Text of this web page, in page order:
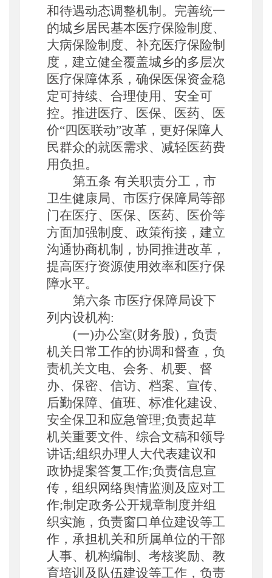
和待遇动态调整机制。完善统一
的城乡居民基本医疗保险制度、
大病保险制度、补充医疗保险制
度，建立健全覆盖城乡的多层次
医疗保障体系，确保医保资金稳
定可持续、合理使用、安全可
控。 推进医疗、医保、医药、医
价“四医联动”改革，更好保障人
民群众的就医需求、减轻医药费
用负担。
第五条 有关职责分工，市
卫生健康局、市医疗保障局等部
门在医疗、医保、医药、医价等
方面加强制度、政策衔接，建立
沟通协商机制，协同推进改革，
提高医疗资源使用效率和医疗保
障水平。
第六条 市医疗保障局设下
列内设机构:
(一)办公室(财务股) ， 负责
机关日常工作的协调和督查 ， 负
责机关文电、会务、机要、督
办、保密、信访、档案、宣传、
后勤保障、值班、标准化建设、
安全保卫和应急管理;负责起草
机关重要文件、综合文稿和领导
讲话;组织办理人大代表建议和
政协提案答复工作;负责信息宣
传，组织网络舆情监测及应对工
作;制定政务公开规章制度并组
织实施，负责窗口单位建设等工
作，承担机关和所属单位的干部
人事、机构编制、考核奖励、教
育培训及队伍建设等工作，负责